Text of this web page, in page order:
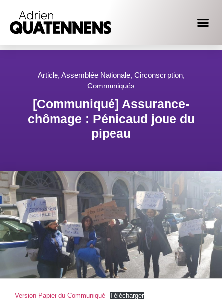
Article, Assemblée Nationale, Circonscription,
Communiqués
[Communiqué] Assurance-
chômage : Pénicaud joue du
pipeau
Version Papier du Communiqué Télécharger